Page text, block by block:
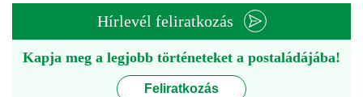
Hírlevél feliratkozás
Kapja meg a legjobb történeteket a postaládájába!
Feliratkozás